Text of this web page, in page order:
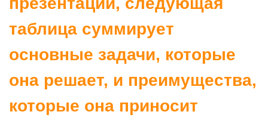
мы создаем для строительной
отрасли: наша глубокая
экспертиза